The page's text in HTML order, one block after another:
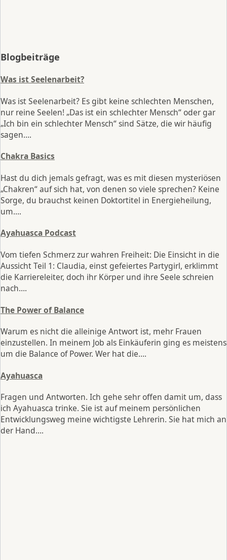
Blogbeiträge
Was ist Seelenarbeit?
Was ist Seelenarbeit? Es gibt keine schlechten Menschen,
nur reine Seelen! „Das ist ein schlechter Mensch“ oder gar
„Ich bin ein schlechter Mensch“ sind Sätze, die wir häufig
sagen….
Chakra Basics
Hast du dich jemals gefragt, was es mit diesen mysteriösen
„Chakren“ auf sich hat, von denen so viele sprechen? Keine
Sorge, du brauchst keinen Doktortitel in Energieheilung,
um….
Ayahuasca Podcast
Vom tiefen Schmerz zur wahren Freiheit: Die Einsicht in die
Aussicht Teil 1: Claudia, einst gefeiertes Partygirl, erklimmt
die Karriereleiter, doch ihr Körper und ihre Seele schreien
nach….
The Power of Balance
Warum es nicht die alleinige Antwort ist, mehr Frauen
einzustellen. In meinem Job als Einkäuferin ging es meistens
um die Balance of Power. Wer hat die….
Ayahuasca
Fragen und Antworten. Ich gehe sehr offen damit um, dass
ich Ayahuasca trinke. Sie ist auf meinem persönlichen
Entwicklungsweg meine wichtigste Lehrerin. Sie hat mich an
der Hand….